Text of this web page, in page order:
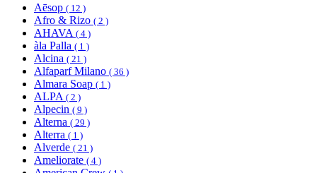
Aēsop ( 12 )
Afro & Rizo ( 2 )
AHAVA ( 4 )
àla Palla ( 1 )
Alcina ( 21 )
Alfaparf Milano ( 36 )
Almara Soap ( 1 )
ALPA ( 2 )
Alpecin ( 9 )
Alterna ( 29 )
Alterra ( 1 )
Alverde ( 21 )
Ameliorate ( 4 )